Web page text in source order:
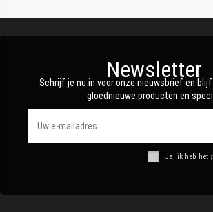
Newsletter
Schrijf je nu in voor onze nieuwsbrief en
gloednieuwe producten en
Ja, ik heb het